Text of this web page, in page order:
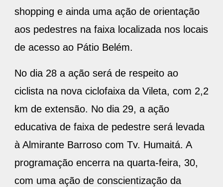
shopping e ainda uma ação de orientação
aos pedestres na faixa localizada nos locais
de acesso ao Pátio Belém.
No dia 28 a ação será de respeito ao
ciclista na nova ciclofaixa da Vileta, com 2,2
km de extensão. No dia 29, a ação
educativa de faixa de pedestre será levada
à Almirante Barroso com Tv. Humaitá. A
programação encerra na quarta-feira, 30,
com uma ação de conscientização da